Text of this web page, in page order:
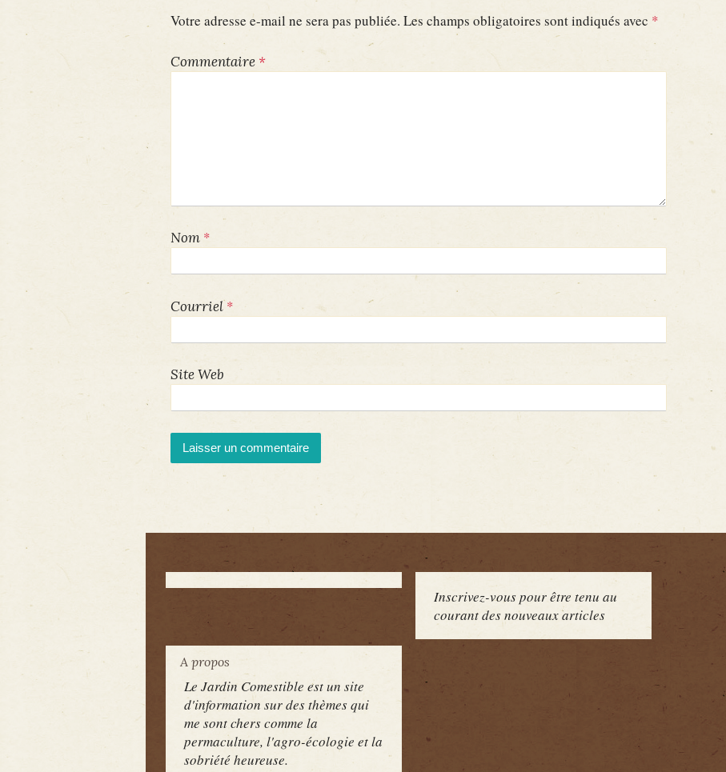
Votre adresse e-mail ne sera pas publiée. Les champs obligatoires sont indiqués avec *
Commentaire *
Nom *
Courriel *
Site Web
Inscrivez-vous pour être tenu au
courant des nouveaux articles
A propos
Le Jardin Comestible est un site
d'information sur des thèmes qui
me sont chers comme la
permaculture, l'agro-écologie et la
sobriété heureuse.